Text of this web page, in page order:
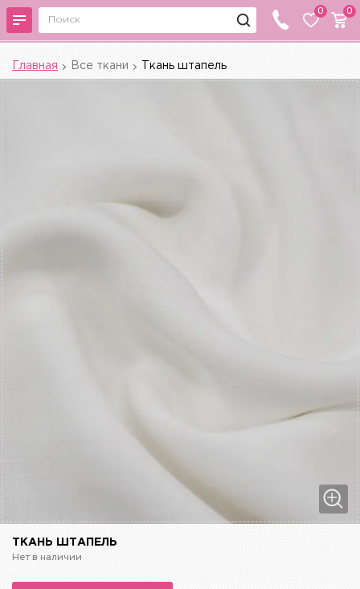
0 0
Главная Все ткани Ткань штапель
ТКАНЬ ШТАПЕЛЬ
Нет в наличии